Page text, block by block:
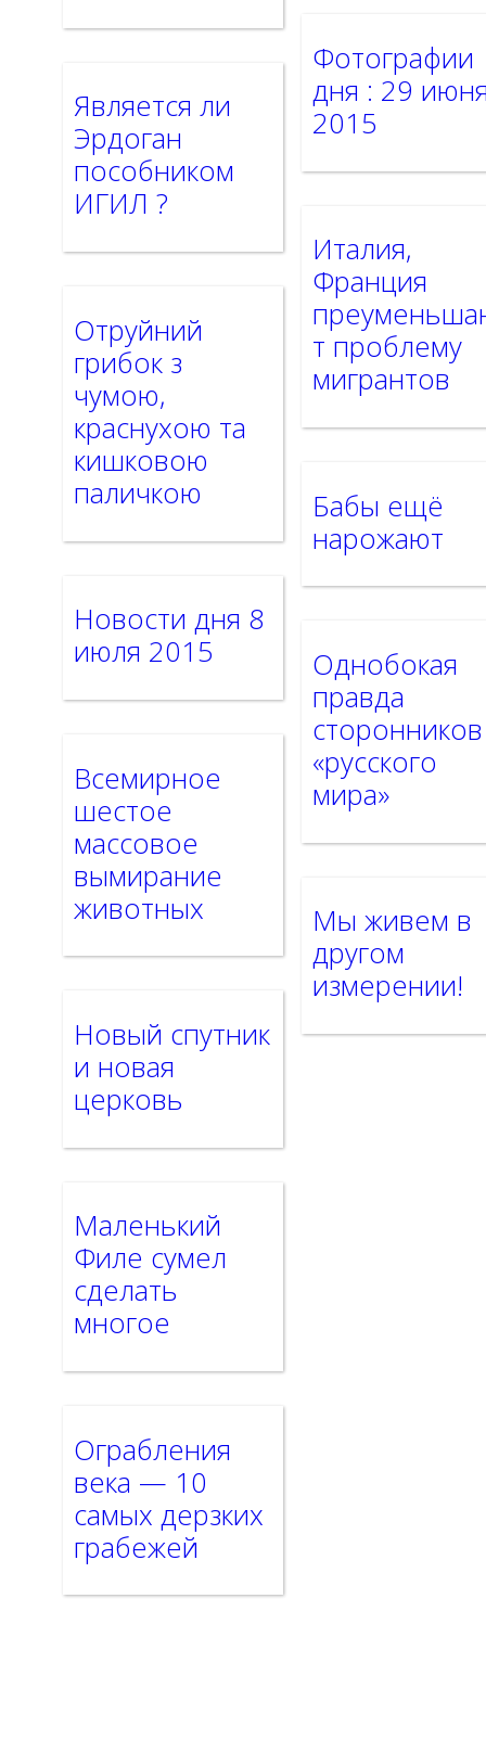
Является ли
Эрдоган
пособником
ИГИЛ ?
Отруйний
грибок з
чумою,
краснухою та
кишковою
паличкою
Новости дня 8
июля 2015
Всемирное
шестое
массовое
вымирание
животных
Новый спутник
и новая
церковь
Маленький
Филе сумел
сделать
многое
Ограбления
века — 10
самых дерзких
грабежей
Фотографии
дня : 29
2015
Италия,
Франция
т проблему
мигрантов
Бабы ещё
нарожают
Однобокая
правда
сторонников
«русского
мира»
Мы живем в
другом
измерении!